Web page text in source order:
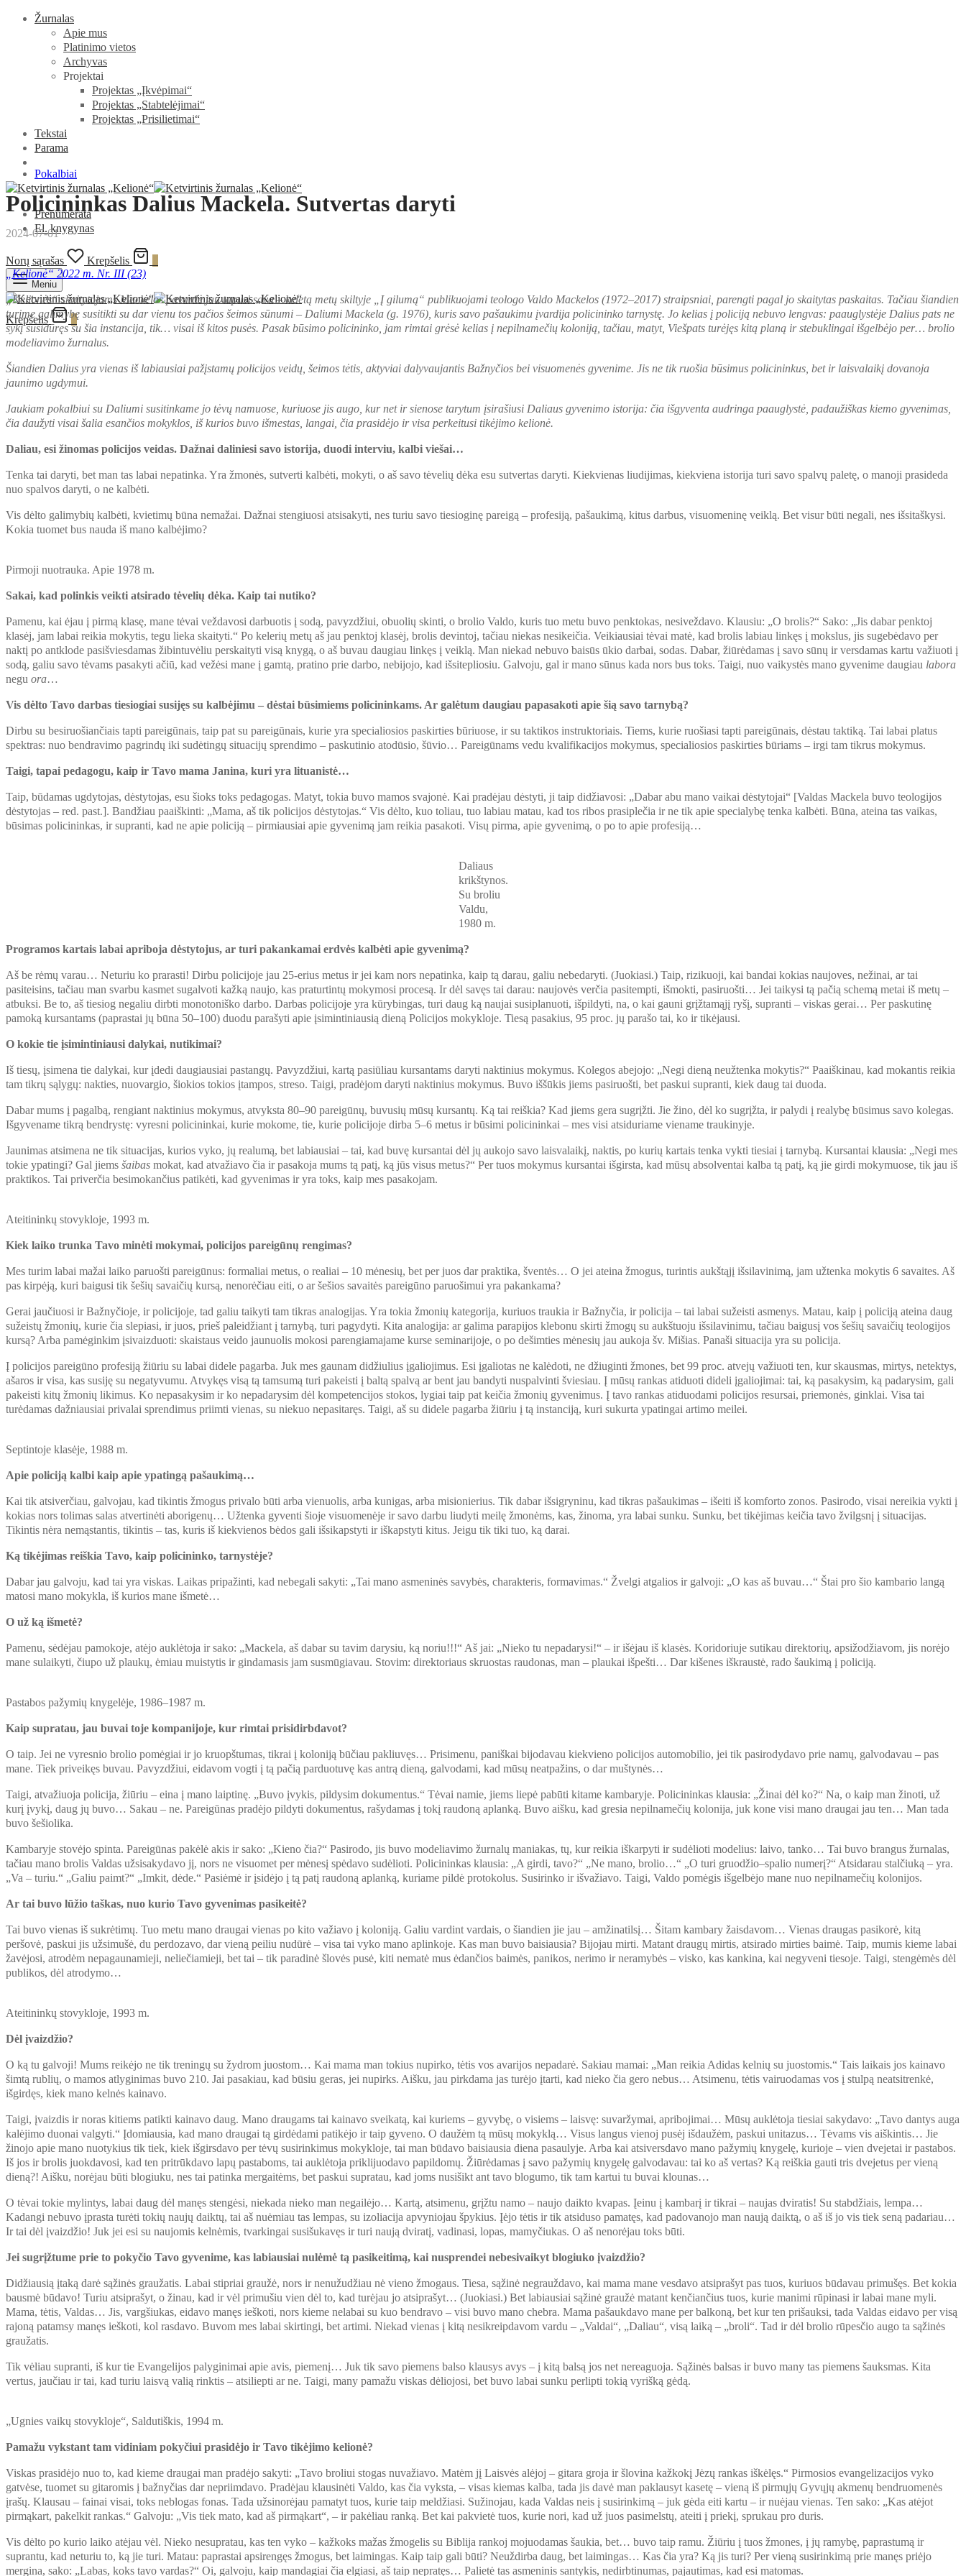
Žurnalas
Apie mus
Platinimo vietos
Archyvas
Projektai
Projektas „Įkvėpimai“
Projektas „Stabtelėjimai“
Projektas „Prisilietimai“
Tekstai
Parama
Prenumerata
El. knygynas
Norų sąrašas Krepšelis
Meniu
Krepšelis 0
Pokalbiai
Policininkas Dalius Mackela. Sutvertas daryti
2024-07-01
„Kelionė“ 2022 m. Nr. III (23)
„Kelionės“ skaitytojams Mackelos pavardė jau tapusi sava – keletą metų skiltyje „Į gilumą“ publikuojami teologo Valdo Mackelos (1972–2017) straipsniai, parengti pagal jo skaitytas paskaitas. Tačiau šiandien
turime galimybę susitikti su dar vienu tos pačios šeimos sūnumi – Daliumi Mackela (g. 1976), kuris savo pašaukimu įvardija policininko tarnystę. Jo kelias į policiją nebuvo lengvas: paauglystėje Dalius pats ne
sykį susidūręs su šia instancija, tik… visai iš kitos pusės. Pasak būsimo policininko, jam rimtai grėsė kelias į nepilnamečių koloniją, tačiau, matyt, Viešpats turėjęs kitą planą ir stebuklingai išgelbėjo per… brolio
modeliavimo žurnalus.
Šiandien Dalius yra vienas iš labiausiai pažįstamų policijos veidų, šeimos tėtis, aktyviai dalyvaujantis Bažnyčios bei visuomenės gyvenime. Jis ne tik ruošia būsimus policininkus, bet ir laisvalaikį dovanoja
jaunimo ugdymui.
Jaukiam pokalbiui su Daliumi susitinkame jo tėvų namuose, kuriuose jis augo, kur net ir sienose tarytum įsirašiusi Daliaus gyvenimo istorija: čia išgyventa audringa paauglystė, padaužiškas kiemo gyvenimas,
čia daužyti visai šalia esančios mokyklos, iš kurios buvo išmestas, langai, čia prasidėjo ir visa perkeitusi tikėjimo kelionė.
Daliau, esi žinomas policijos veidas. Dažnai daliniesi savo istorija, duodi interviu, kalbi viešai…
Tenka tai daryti, bet man tas labai nepatinka. Yra žmonės, sutverti kalbėti, mokyti, o aš savo tėvelių dėka esu sutvertas daryti. Kiekvienas liudijimas, kiekviena istorija turi savo spalvų paletę, o manoji prasideda
nuo spalvos daryti, o ne kalbėti.
Vis dėlto galimybių kalbėti, kvietimų būna nemažai. Dažnai stengiuosi atsisakyti, nes turiu savo tiesioginę pareigą – profesiją, pašaukimą, kitus darbus, visuomeninę veiklą. Bet visur būti negali, nes išsitaškysi.
Kokia tuomet bus nauda iš mano kalbėjimo?
Pirmoji nuotrauka. Apie 1978 m.
Sakai, kad polinkis veikti atsirado tėvelių dėka. Kaip tai nutiko?
Pamenu, kai ėjau į pirmą klasę, mane tėvai veždavosi darbuotis į sodą, pavyzdžiui, obuolių skinti, o brolio Valdo, kuris tuo metu buvo penktokas, nesiveždavo. Klausiu: „O brolis?“ Sako: „Jis dabar penktoj
klasėj, jam labai reikia mokytis, tegu lieka skaityti.“ Po kelerių metų aš jau penktoj klasėj, brolis devintoj, tačiau niekas nesikeičia. Veikiausiai tėvai matė, kad brolis labiau linkęs į mokslus, jis sugebėdavo per
naktį po antklode pasišviesdamas žibintuvėliu perskaityti visą knygą, o aš buvau daugiau linkęs į veiklą. Man niekad nebuvo baisūs ūkio darbai, sodas. Dabar, žiūrėdamas į savo sūnų ir versdamas kartu važiuoti į
sodą, galiu savo tėvams pasakyti ačiū, kad vežėsi mane į gamtą, pratino prie darbo, nebijojo, kad išsitepliosiu. Galvoju, gal ir mano sūnus kada nors bus toks. Taigi, nuo vaikystės mano gyvenime daugiau labora
negu ora…
Vis dėlto Tavo darbas tiesiogiai susijęs su kalbėjimu – dėstai būsimiems policininkams. Ar galėtum daugiau papasakoti apie šią savo tarnybą?
Dirbu su besiruošiančiais tapti pareigūnais, taip pat su pareigūnais, kurie yra specialiosios paskirties būriuose, ir su taktikos instruktoriais. Tiems, kurie ruošiasi tapti pareigūnais, dėstau taktiką. Tai labai platus
spektras: nuo bendravimo pagrindų iki sudėtingų situacijų sprendimo – paskutinio atodūsio, šūvio… Pareigūnams vedu kvalifikacijos mokymus, specialiosios paskirties būriams – irgi tam tikrus mokymus.
Taigi, tapai pedagogu, kaip ir Tavo mama Janina, kuri yra lituanistė…
Taip, būdamas ugdytojas, dėstytojas, esu šioks toks pedagogas. Matyt, tokia buvo mamos svajonė. Kai pradėjau dėstyti, ji taip didžiavosi: „Dabar abu mano vaikai dėstytojai“ [Valdas Mackela buvo teologijos
dėstytojas – red. past.]. Bandžiau paaiškinti: „Mama, aš tik policijos dėstytojas.“ Vis dėlto, kuo toliau, tuo labiau matau, kad tos ribos prasiplečia ir ne tik apie specialybę tenka kalbėti. Būna, ateina tas vaikas,
būsimas policininkas, ir supranti, kad ne apie policiją – pirmiausiai apie gyvenimą jam reikia pasakoti. Visų pirma, apie gyvenimą, o po to apie profesiją…
Daliaus
krikštynos.
Su broliu
Valdu,
1980 m.
Programos kartais labai apriboja dėstytojus, ar turi pakankamai erdvės kalbėti apie gyvenimą?
Aš be rėmų varau… Neturiu ko prarasti! Dirbu policijoje jau 25-erius metus ir jei kam nors nepatinka, kaip tą darau, galiu nebedaryti. (Juokiasi.) Taip, rizikuoji, kai bandai kokias naujoves, nežinai, ar tai
pasiteisins, tačiau man svarbu kasmet sugalvoti kažką naujo, kas praturtintų mokymosi procesą. Ir dėl savęs tai darau: naujovės verčia pasitempti, išmokti, pasiruošti… Jei taikysi tą pačią schemą metai iš metų –
atbuksi. Be to, aš tiesiog negaliu dirbti monotoniško darbo. Darbas policijoje yra kūrybingas, turi daug ką naujai susiplanuoti, išpildyti, na, o kai gauni grįžtamąjį ryšį, supranti – viskas gerai… Per paskutinę
pamoką kursantams (paprastai jų būna 50–100) duodu parašyti apie įsimintiniausią dieną Policijos mokykloje. Tiesą pasakius, 95 proc. jų parašo tai, ko ir tikėjausi.
O kokie tie įsimintiniausi dalykai, nutikimai?
Iš tiesų, įsimena tie dalykai, kur įdedi daugiausiai pastangų. Pavyzdžiui, kartą pasiūliau kursantams daryti naktinius mokymus. Kolegos abejojo: „Negi dieną neužtenka mokytis?“ Paaiškinau, kad mokantis reikia
tam tikrų sąlygų: nakties, nuovargio, šiokios tokios įtampos, streso. Taigi, pradėjom daryti naktinius mokymus. Buvo iššūkis jiems pasiruošti, bet paskui supranti, kiek daug tai duoda.
Dabar mums į pagalbą, rengiant naktinius mokymus, atvyksta 80–90 pareigūnų, buvusių mūsų kursantų. Ką tai reiškia? Kad jiems gera sugrįžti. Jie žino, dėl ko sugrįžta, ir palydi į realybę būsimus savo kolegas.
Išgyvename tikrą bendrystę: vyresni policininkai, kurie mokome, tie, kurie policijoje dirba 5–6 metus ir būsimi policininkai – mes visi atsiduriame viename traukinyje.
Jaunimas atsimena ne tik situacijas, kurios vyko, jų realumą, bet labiausiai – tai, kad buvę kursantai dėl jų aukojo savo laisvalaikį, naktis, po kurių kartais tenka vykti tiesiai į tarnybą. Kursantai klausia: „Negi mes
tokie ypatingi? Gal jiems šaibas mokat, kad atvažiavo čia ir pasakoja mums tą patį, ką jūs visus metus?“ Per tuos mokymus kursantai išgirsta, kad mūsų absolventai kalba tą patį, ką jie girdi mokymuose, tik jau iš
praktikos. Tai priverčia besimokančius patikėti, kad gyvenimas ir yra toks, kaip mes pasakojam.
Ateitininkų stovykloje, 1993 m.
Kiek laiko trunka Tavo minėti mokymai, policijos pareigūnų rengimas?
Mes turim labai mažai laiko paruošti pareigūnus: formaliai metus, o realiai – 10 mėnesių, bet per juos dar praktika, šventės… O jei ateina žmogus, turintis aukštąjį išsilavinimą, jam užtenka mokytis 6 savaites. Aš
pas kirpėją, kuri baigusi tik šešių savaičių kursą, nenorėčiau eiti, o ar šešios savaitės pareigūno paruošimui yra pakankama?
Gerai jaučiuosi ir Bažnyčioje, ir policijoje, tad galiu taikyti tam tikras analogijas. Yra tokia žmonių kategorija, kuriuos traukia ir Bažnyčia, ir policija – tai labai sužeisti asmenys. Matau, kaip į policiją ateina daug
sužeistų žmonių, kurie čia slepiasi, ir juos, prieš paleidžiant į tarnybą, turi pagydyti. Kita analogija: ar galima parapijos klebonu skirti žmogų su aukštuoju išsilavinimu, tačiau baigusį vos šešių savaičių teologijos
kursą? Arba pamėginkim įsivaizduoti: skaistaus veido jaunuolis mokosi parengiamajame kurse seminarijoje, o po dešimties mėnesių jau aukoja šv. Mišias. Panaši situacija yra su policija.
Į policijos pareigūno profesiją žiūriu su labai didele pagarba. Juk mes gaunam didžiulius įgaliojimus. Esi įgaliotas ne kalėdoti, ne džiuginti žmones, bet 99 proc. atvejų važiuoti ten, kur skausmas, mirtys, netektys,
ašaros ir visa, kas susiję su negatyvumu. Atvykęs visą tą tamsumą turi pakeisti į baltą spalvą ar bent jau bandyti nuspalvinti šviesiau. Į mūsų rankas atiduoti dideli įgaliojimai: tai, ką pasakysim, ką padarysim, gali
pakeisti kitų žmonių likimus. Ko nepasakysim ir ko nepadarysim dėl kompetencijos stokos, lygiai taip pat keičia žmonių gyvenimus. Į tavo rankas atiduodami policijos resursai, priemonės, ginklai. Visa tai
turėdamas dažniausiai privalai sprendimus priimti vienas, su niekuo nepasitaręs. Taigi, aš su didele pagarba žiūriu į tą instanciją, kuri sukurta ypatingai artimo meilei.
Septintoje klasėje, 1988 m.
Apie policiją kalbi kaip apie ypatingą pašaukimą…
Kai tik atsiverčiau, galvojau, kad tikintis žmogus privalo būti arba vienuolis, arba kunigas, arba misionierius. Tik dabar išsigryninu, kad tikras pašaukimas – išeiti iš komforto zonos. Pasirodo, visai nereikia vykti į
kokias nors tolimas salas atvertinėti aborigenų… Užtenka gyventi šioje visuomenėje ir savo darbu liudyti meilę žmonėms, kas, žinoma, yra labai sunku. Sunku, bet tikėjimas keičia tavo žvilgsnį į situacijas.
Tikintis nėra nemąstantis, tikintis – tas, kuris iš kiekvienos bėdos gali išsikapstyti ir iškapstyti kitus. Jeigu tik tiki tuo, ką darai.
Ką tikėjimas reiškia Tavo, kaip policininko, tarnystėje?
Dabar jau galvoju, kad tai yra viskas. Laikas pripažinti, kad nebegali sakyti: „Tai mano asmeninės savybės, charakteris, formavimas.“ Žvelgi atgalios ir galvoji: „O kas aš buvau…“ Štai pro šio kambario langą
matosi mano mokykla, iš kurios mane išmetė…
O už ką išmetė?
Pamenu, sėdėjau pamokoje, atėjo auklėtoja ir sako: „Mackela, aš dabar su tavim darysiu, ką noriu!!!“ Aš jai: „Nieko tu nepadarysi!“ – ir išėjau iš klasės. Koridoriuje sutikau direktorių, apsižodžiavom, jis norėjo
mane sulaikyti, čiupo už plaukų, ėmiau muistytis ir gindamasis jam susmūgiavau. Stovim: direktoriaus skruostas raudonas, man – plaukai išpešti… Dar kišenes iškraustė, rado šaukimą į policiją.
Pastabos pažymių knygelėje, 1986–1987 m.
Kaip supratau, jau buvai toje kompanijoje, kur rimtai prisidirbdavot?
O taip. Jei ne vyresnio brolio pomėgiai ir jo kruopštumas, tikrai į koloniją būčiau pakliuvęs… Prisimenu, paniškai bijodavau kiekvieno policijos automobilio, jei tik pasirodydavo prie namų, galvodavau – pas
mane. Tiek priveikęs buvau. Pavyzdžiui, eidavom vogti į tą pačią parduotuvę kas antrą dieną, galvodami, kad mūsų neatpažins, o dar muštynės…
Taigi, atvažiuoja policija, žiūriu – eina į mano laiptinę. „Buvo įvykis, pildysim dokumentus.“ Tėvai namie, jiems liepė pabūti kitame kambaryje. Policininkas klausia: „Žinai dėl ko?“ Na, o kaip man žinoti, už
kurį įvykį, daug jų buvo… Sakau – ne. Pareigūnas pradėjo pildyti dokumentus, rašydamas į tokį raudoną aplanką. Buvo aišku, kad gresia nepilnamečių kolonija, juk kone visi mano draugai jau ten… Man tada
buvo šešiolika.
Kambaryje stovėjo spinta. Pareigūnas pakėlė akis ir sako: „Kieno čia?“ Pasirodo, jis buvo modeliavimo žurnalų maniakas, tų, kur reikia iškarpyti ir sudėlioti modelius: laivo, tanko… Tai buvo brangus žurnalas,
tačiau mano brolis Valdas užsisakydavo jį, nors ne visuomet per mėnesį spėdavo sudėlioti. Policininkas klausia: „A girdi, tavo?“ „Ne mano, brolio…“ „O turi gruodžio–spalio numerį?“ Atsidarau stalčiuką – yra.
„Va – turiu.“ „Galiu paimt?“ „Imkit, dėde.“ Pasiėmė ir įsidėjo į tą patį raudoną aplanką, kuriame pildė protokolus. Susirinko ir išvažiavo. Taigi, Valdo pomėgis išgelbėjo mane nuo nepilnamečių kolonijos.
Ar tai buvo lūžio taškas, nuo kurio Tavo gyvenimas pasikeitė?
Tai buvo vienas iš sukrėtimų. Tuo metu mano draugai vienas po kito važiavo į koloniją. Galiu vardint vardais, o šiandien jie jau – amžinatilsį… Šitam kambary žaisdavom… Vienas draugas pasikorė, kitą
peršovė, paskui jis užsimušė, du perdozavo, dar vieną peiliu nudūrė – visa tai vyko mano aplinkoje. Kas man buvo baisiausia? Bijojau mirti. Matant draugų mirtis, atsirado mirties baimė. Taip, mumis kieme labai
žavėjosi, atrodėm nepagaunamieji, neliečiamieji, bet tai – tik paradinė šlovės pusė, kiti nematė mus ėdančios baimės, panikos, nerimo ir neramybės – visko, kas kankina, kai negyveni tiesoje. Taigi, stengėmės dėl
publikos, dėl atrodymo…
Ateitininkų stovykloje, 1993 m.
Dėl įvaizdžio?
O ką tu galvoji! Mums reikėjo ne tik treningų su žydrom juostom… Kai mama man tokius nupirko, tėtis vos avarijos nepadarė. Sakiau mamai: „Man reikia Adidas kelnių su juostomis.“ Tais laikais jos kainavo
šimtą rublių, o mamos atlyginimas buvo 210. Jai pasakiau, kad būsiu geras, jei nupirks. Aišku, jau pirkdama jas turėjo įtarti, kad nieko čia gero nebus… Atsimenu, tėtis vairuodamas vos į stulpą neatsitrenkė,
išgirdęs, kiek mano kelnės kainavo.
Taigi, įvaizdis ir noras kitiems patikti kainavo daug. Mano draugams tai kainavo sveikatą, kai kuriems – gyvybę, o visiems – laisvę: suvaržymai, apribojimai… Mūsų auklėtoja tiesiai sakydavo: „Tavo dantys auga
kalėjimo duonai valgyti.“ Įdomiausia, kad mano draugai tą girdėdami patikėjo ir taip gyveno. O daužėm tą mūsų mokyklą… Visus langus vienoj pusėj išdaužėm, paskui unitazus… Tėvams vis aiškintis… Jie
žinojo apie mano nuotykius tik tiek, kiek išgirsdavo per tėvų susirinkimus mokykloje, tai man būdavo baisiausia diena pasaulyje. Arba kai atsiversdavo mano pažymių knygelę, kurioje – vien dvejetai ir pastabos.
Iš jos ir brolis juokdavosi, kad ten pritrūkdavo lapų pastaboms, tai auklėtoja priklijuodavo papildomų. Žiūrėdamas į savo pažymių knygelę galvodavau: tai ko aš vertas? Ką reiškia gauti tris dvejetus per vieną
dieną?! Aišku, norėjau būti blogiuku, nes tai patinka mergaitėms, bet paskui supratau, kad joms nusišikt ant tavo blogumo, tik tam kartui tu buvai klounas…
O tėvai tokie mylintys, labai daug dėl manęs stengėsi, niekada nieko man negailėjo… Kartą, atsimenu, grįžtu namo – naujo daikto kvapas. Įeinu į kambarį ir tikrai – naujas dviratis! Su stabdžiais, lempa…
Kadangi nebuvo įprasta turėti tokių naujų daiktų, tai aš nuėmiau tas lempas, su izoliacija apvyniojau špykius. Įėjo tėtis ir tik atsiduso pamatęs, kad padovanojo man naują daiktą, o aš iš jo vis tiek seną padariau…
Ir tai dėl įvaizdžio! Juk jei esi su naujomis kelnėmis, tvarkingai susišukavęs ir turi naują dviratį, vadinasi, lopas, mamyčiukas. O aš nenorėjau toks būti.
Jei sugrįžtume prie to pokyčio Tavo gyvenime, kas labiausiai nulėmė tą pasikeitimą, kai nusprendei nebesivaikyt blogiuko įvaizdžio?
Didžiausią įtaką darė sąžinės graužatis. Labai stipriai graužė, nors ir nenužudžiau nė vieno žmogaus. Tiesa, sąžinė negrauždavo, kai mama mane vesdavo atsiprašyt pas tuos, kuriuos būdavau primušęs. Bet kokia
bausmė būdavo! Turiu atsiprašyt, o žinau, kad ir vėl primušiu vien dėl to, kad turėjau jo atsiprašyt… (Juokiasi.) Bet labiausiai sąžinė graužė matant kenčiančius tuos, kurie manimi rūpinasi ir labai mane myli.
Mama, tėtis, Valdas… Jis, vargšiukas, eidavo manęs ieškoti, nors kieme nelabai su kuo bendravo – visi buvo mano chebra. Mama pašaukdavo mane per balkoną, bet kur ten prišauksi, tada Valdas eidavo per visą
rajoną patamsy manęs ieškoti, kol rasdavo. Buvom mes labai skirtingi, bet artimi. Niekad vienas į kitą nesikreipdavom vardu – „Valdai“, „Daliau“, visą laiką – „broli“. Tad ir dėl brolio rūpesčio augo ta sąžinės
graužatis.
Tik vėliau supranti, iš kur tie Evangelijos palyginimai apie avis, piemenį… Juk tik savo piemens balso klausys avys – į kitą balsą jos net nereaguoja. Sąžinės balsas ir buvo many tas piemens šauksmas. Kita
vertus, jaučiau ir tai, kad turiu laisvą valią rinktis – atsiliepti ar ne. Taigi, many pamažu viskas dėliojosi, bet buvo labai sunku perlipti tokią vyrišką gėdą.
„Ugnies vaikų stovykloje“, Saldutiškis, 1994 m.
Pamažu vykstant tam vidiniam pokyčiui prasidėjo ir Tavo tikėjimo kelionė?
Viskas prasidėjo nuo to, kad kieme draugai man pradėjo sakyti: „Tavo broliui stogas nuvažiavo. Matėm jį Laisvės alėjoj – gitara groja ir šlovina kažkokį Jėzų rankas iškėlęs.“ Pirmosios evangelizacijos vyko
gatvėse, tuomet su gitaromis į bažnyčias dar nepriimdavo. Pradėjau klausinėti Valdo, kas čia vyksta, – visas kiemas kalba, tada jis davė man paklausyt kasetę – vieną iš pirmųjų Gyvųjų akmenų bendruomenės
įrašų. Klausau – fainai visai, toks neblogas fonas. Tada užsinorėjau pamatyt tuos, kurie taip meldžiasi. Sužinojau, kada Valdas neis į susirinkimą – juk gėda eiti kartu – ir nuėjau vienas. Ten sako: „Kas atėjot
pirmąkart, pakelkit rankas.“ Galvoju: „Vis tiek mato, kad aš pirmąkart“, – ir pakėliau ranką. Bet kai pakvietė tuos, kurie nori, kad už juos pasimelstų, ateiti į priekį, sprukau pro duris.
Vis dėlto po kurio laiko atėjau vėl. Nieko nesupratau, kas ten vyko – kažkoks mažas žmogelis su Biblija rankoj mojuodamas šaukia, bet… buvo taip ramu. Žiūriu į tuos žmones, į jų ramybę, paprastumą ir
suprantu, kad neturiu to, ką jie turi. Matau: paprastai apsirengęs žmogus, bet laimingas. Kaip taip gali būti? Neuždirba daug, bet laimingas… Kas čia yra? Ką jis turi? Per vieną susirinkimą prie manęs priėjo
mergina, sako: „Labas, koks tavo vardas?“ Oi, galvoju, kaip mandagiai čia elgiasi, aš taip nepratęs… Palietė tas asmeninis santykis, nedirbtinumas, pajautimas, kad esi matomas.